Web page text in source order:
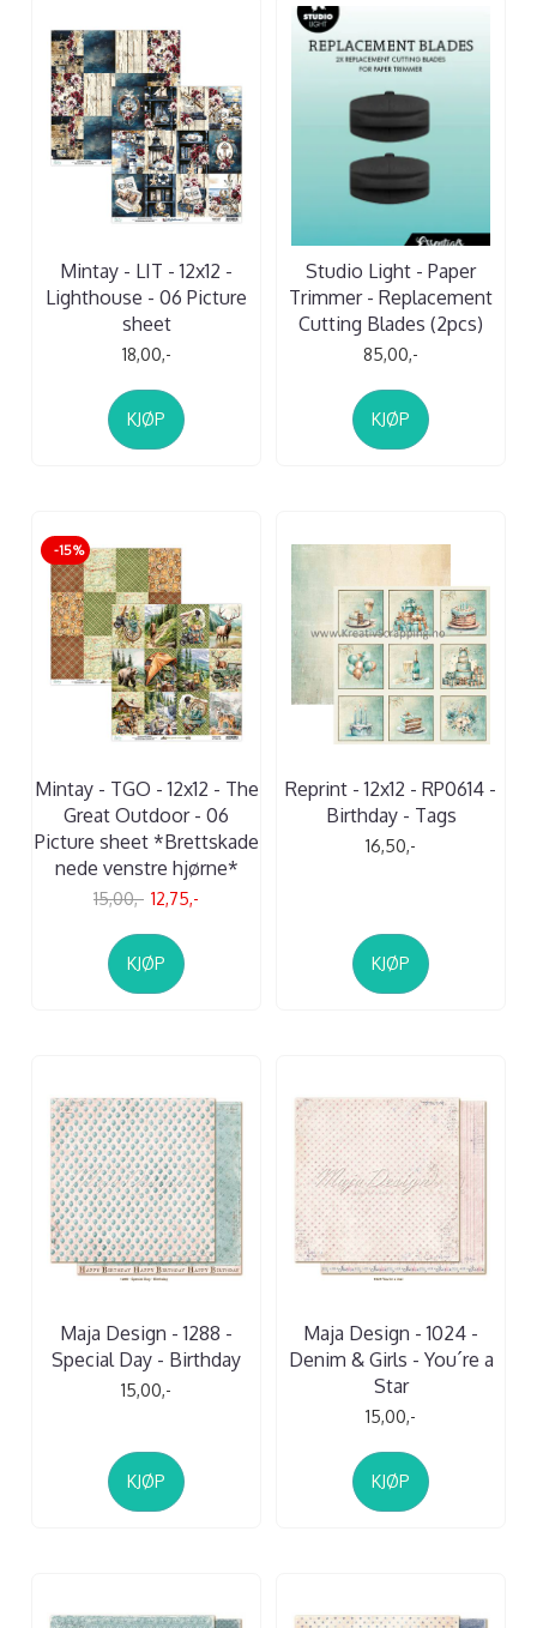
Mintay - LIT - 12x12 -
Lighthouse - 06 Picture
sheet
18,00,-
KJØP
Studio Light - Paper
Trimmer - Replacement
Cutting Blades (2pcs)
85,00,-
KJØP
-15%
Mintay - TGO - 12x12 - The
Great Outdoor - 06
Picture sheet *Brettskade
nede venstre hjørne*
15,00,- 12,75,-
KJØP
Reprint - 12x12 - RP0614 -
Birthday - Tags
16,50,-
KJØP
Maja Design - 1288 -
Special Day - Birthday
15,00,-
KJØP
Maja Design - 1024 -
Denim & Girls - You´re a
Star
15,00,-
KJØP